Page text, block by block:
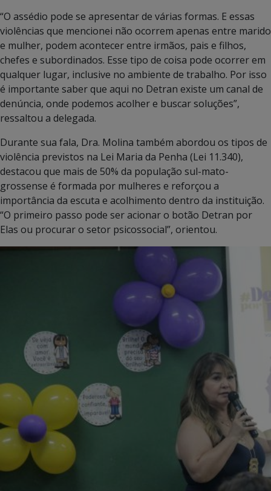
“O assédio pode se apresentar de várias formas. E essas
violências que mencionei não ocorrem apenas entre marido
e mulher, podem acontecer entre irmãos, pais e filhos,
chefes e subordinados. Esse tipo de coisa pode ocorrer em
qualquer lugar, inclusive no ambiente de trabalho. Por isso
é importante saber que aqui no Detran existe um canal de
denúncia, onde podemos acolher e buscar soluções”,
ressaltou a delegada.
Durante sua fala, Dra. Molina também abordou os tipos de
violência previstos na Lei Maria da Penha (Lei 11.340),
destacou que mais de 50% da população sul-mato-
grossense é formada por mulheres e reforçou a
importância da escuta e acolhimento dentro da instituição.
“O primeiro passo pode ser acionar o botão Detran por
Elas ou procurar o setor psicossocial”, orientou.